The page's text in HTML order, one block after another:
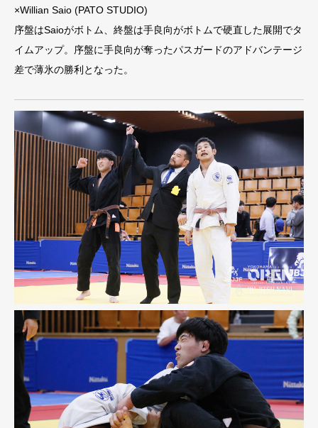
×Willian Saio (PATO STUDIO)
序盤はSaioがボトム、終盤は手良向がボトムで硬直した展開でタ
イムアップ。序盤に手良向が奪ったパスガードのアドバンテージ
差で薄氷の勝利となった。